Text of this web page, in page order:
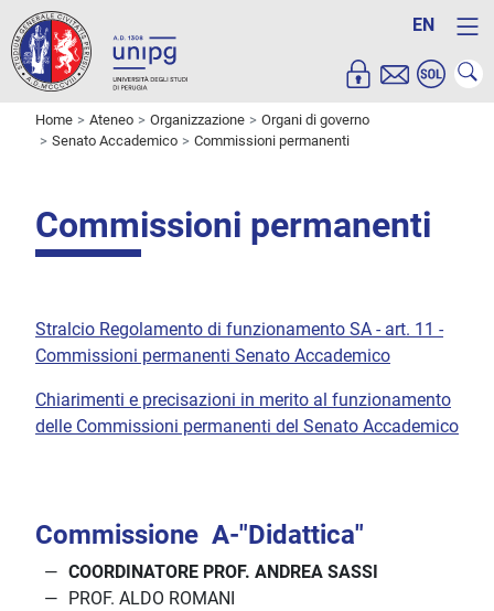
EN
Home Ateneo Organizzazione
Organi di governo
Senato Accademico
Commissioni permanenti
Commissioni permanenti
Stralcio Regolamento di funzionamento SA - art. 11 -
Commissioni permanenti Senato Accademico
Chiarimenti e precisazioni in merito al funzionamento
delle Commissioni permanenti del Senato Accademico
Commissione A-"Didattica"
COORDINATORE PROF. ANDREA SASSI
PROF. ALDO ROMANI